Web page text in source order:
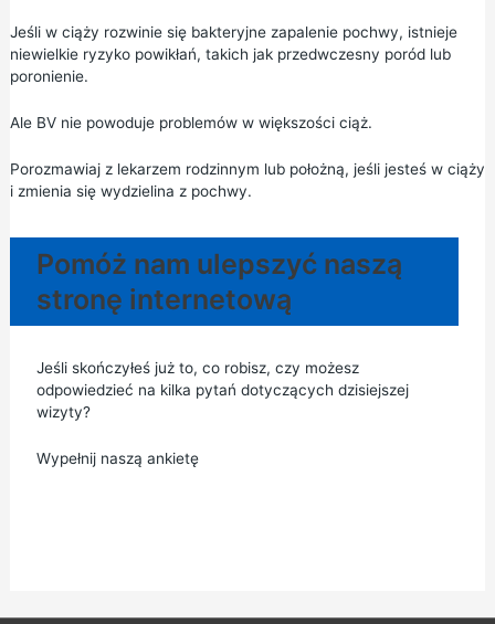
Jeśli w ciąży rozwinie się bakteryjne zapalenie pochwy, istnieje
niewielkie ryzyko powikłań, takich jak przedwczesny poród lub
poronienie.
Ale BV nie powoduje problemów w większości ciąż.
Porozmawiaj z lekarzem rodzinnym lub położną, jeśli jesteś w ciąży
i zmienia się wydzielina z pochwy.
Pomóż nam ulepszyć naszą
stronę internetową
Jeśli skończyłeś już to, co robisz, czy możesz
odpowiedzieć na kilka pytań dotyczących dzisiejszej
wizyty?
Wypełnij naszą ankietę